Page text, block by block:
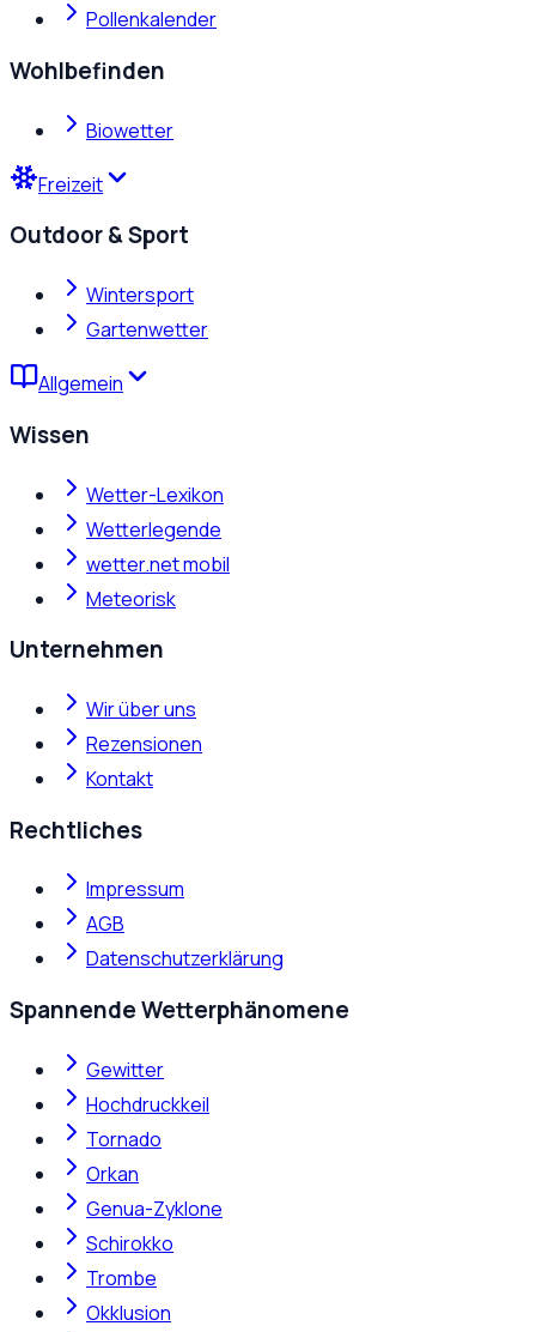
Pollenkalender
Wohlbefinden
Biowetter
Freizeit
Outdoor & Sport
Wintersport
Gartenwetter
Allgemein
Wissen
Wetter-Lexikon
Wetterlegende
wetter.net mobil
Meteorisk
Unternehmen
Wir über uns
Rezensionen
Kontakt
Rechtliches
Impressum
AGB
Datenschutzerklärung
Spannende Wetterphänomene
Gewitter
Hochdruckkeil
Tornado
Orkan
Genua-Zyklone
Schirokko
Trombe
Okklusion